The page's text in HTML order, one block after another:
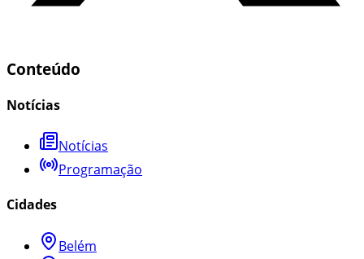
Conteúdo
Notícias
Notícias
Programação
Cidades
Belém